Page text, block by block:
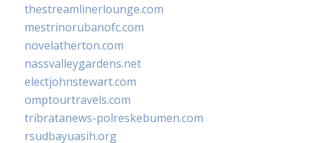
thestreamlinerlounge.com
mestrinorubanofc.com
novelatherton.com
nassvalleygardens.net
electjohnstewart.com
omptourtravels.com
tribratanews-polreskebumen.com
rsudbayuasih.org